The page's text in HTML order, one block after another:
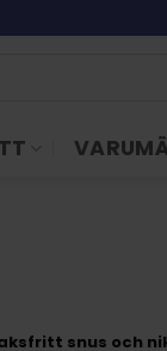
snus och